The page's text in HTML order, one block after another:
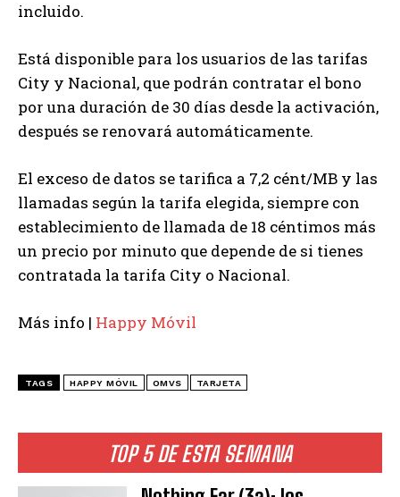
TOP 5 DE ESTA SEMANA
incluido.
Está disponible para los usuarios de las tarifas
City y Nacional, que podrán contratar el bono
por una duración de 30 días desde la activación,
después se renovará automáticamente.
El exceso de datos se tarifica a 7,2 cént/MB y las
llamadas según la tarifa elegida, siempre con
establecimiento de llamada de 18 céntimos más
un precio por minuto que depende de si tienes
contratada la tarifa City o Nacional.
Más info | Happy Móvil
TAGS HAPPY MÓVIL OMVS TARJETA